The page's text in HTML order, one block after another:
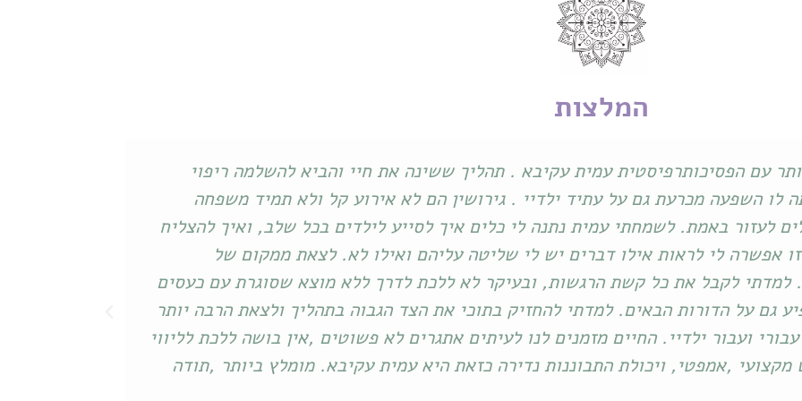
המלצות
שלי עם עמית בכמה מילים אני בוחרת במילים : חום, חכמה והכלה. התהליך הטיפולי
עבורי. תהליך חקירה עמוק ואמיץ, כואב ומחזק, חושף רבדים עמוקים, נסתרים, מוציא
חבוקה, אסופה, בטוחה. בסוף כל פגישה נגלה לאור, אורה של האמת אשר מאיר חזק
שהם מטפלים מלידה, מהבטן, שזה הייעוד שלהם, עמית היא אחת מהם. עמית אני מודה
בדרך שתקרה בדרכו הזזדמנות שכזאת.